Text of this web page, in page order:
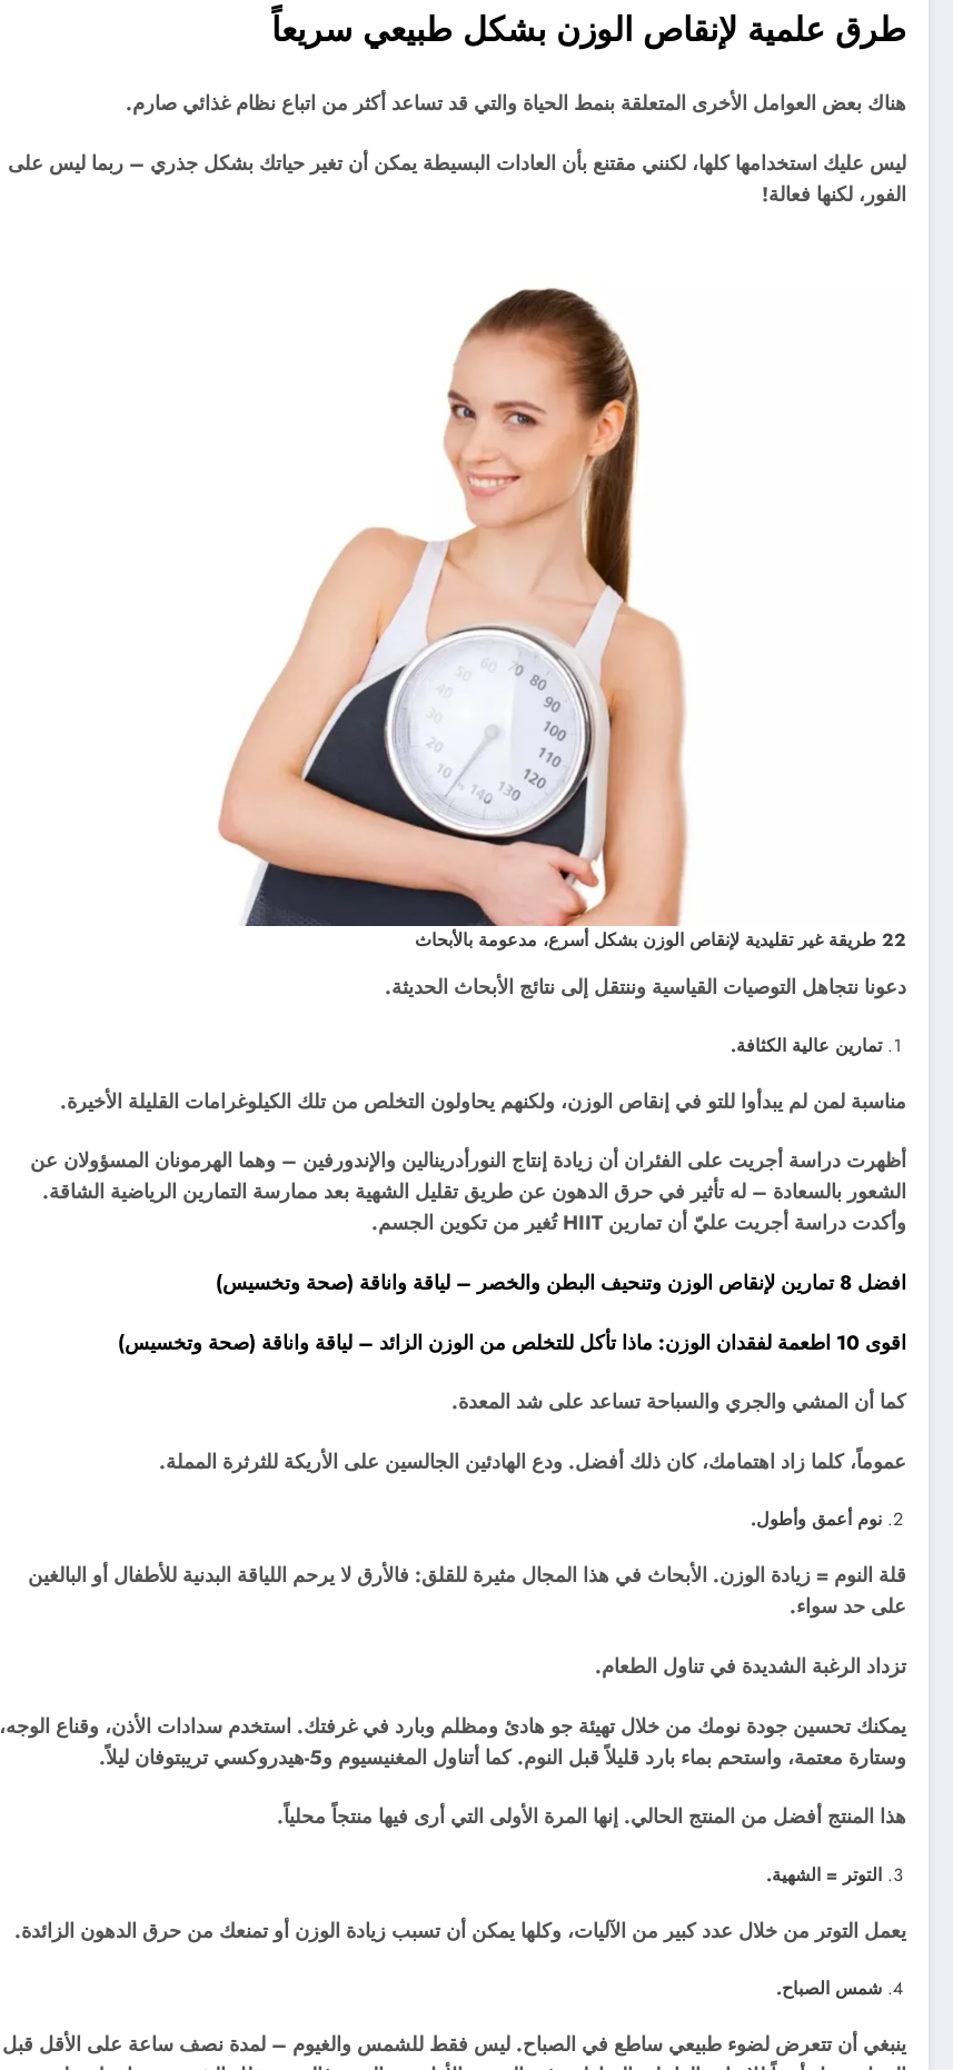
طرق علمية لإنقاص الوزن بشكل طبيعي سريعاً
هناك بعض العوامل الأخرى المتعلقة بنمط الحياة والتي قد تساعد أكثر من اتباع نظام غذائي صارم.
ليس عليك استخدامها كلها، لكنني مقتنع بأن العادات البسيطة يمكن أن تغير حياتك بشكل جذري – ربما ليس على
الفور، لكنها فعالة!
22 طريقة غير تقليدية لإنقاص الوزن بشكل أسرع، مدعومة بالأبحاث
دعونا نتجاهل التوصيات القياسية وننتقل إلى نتائج الأبحاث الحديثة.
تمارين عالية الكثافة.
مناسبة لمن لم يبدأوا للتو في إنقاص الوزن، ولكنهم يحاولون التخلص من تلك الكيلوغرامات القليلة الأخيرة.
أظهرت دراسة أجريت على الفئران أن زيادة إنتاج النورأدرينالين والإندورفين – وهما الهرمونان المسؤولان عن
الشعور بالسعادة – له تأثير في حرق الدهون عن طريق تقليل الشهية بعد ممارسة التمارين الرياضية الشاقة.
وأكدت دراسة أجريت عليّ أن تمارين HIIT تُغير من تكوين الجسم.
افضل 8 تمارين لإنقاص الوزن وتنحيف البطن والخصر – لياقة واناقة (صحة وتخسيس)
اقوى 10 اطعمة لفقدان الوزن: ماذا تأكل للتخلص من الوزن الزائد – لياقة واناقة (صحة وتخسيس)
كما أن المشي والجري والسباحة تساعد على شد المعدة.
عموماً، كلما زاد اهتمامك، كان ذلك أفضل. ودع الهادئين الجالسين على الأريكة للثرثرة المملة.
نوم أعمق وأطول.
قلة النوم = زيادة الوزن. الأبحاث في هذا المجال مثيرة للقلق: فالأرق لا يرحم اللياقة البدنية للأطفال أو البالغين
على حد سواء.
تزداد الرغبة الشديدة في تناول الطعام.
يمكنك تحسين جودة نومك من خلال تهيئة جو هادئ ومظلم وبارد في غرفتك. استخدم سدادات الأذن، وقناع الوجه،
وستارة معتمة، واستحم بماء بارد قليلاً قبل النوم. كما أتناول المغنيسيوم و5-هيدروكسي تريبتوفان ليلاً.
هذا المنتج أفضل من المنتج الحالي. إنها المرة الأولى التي أرى فيها منتجاً محلياً.
التوتر = الشهية.
يعمل التوتر من خلال عدد كبير من الآليات، وكلها يمكن أن تسبب زيادة الوزن أو تمنعك من حرق الدهون الزائدة.
شمس الصباح.
ينبغي أن تتعرض لضوء طبيعي ساطع في الصباح. ليس فقط للشمس والغيوم – لمدة نصف ساعة على الأقل قبل